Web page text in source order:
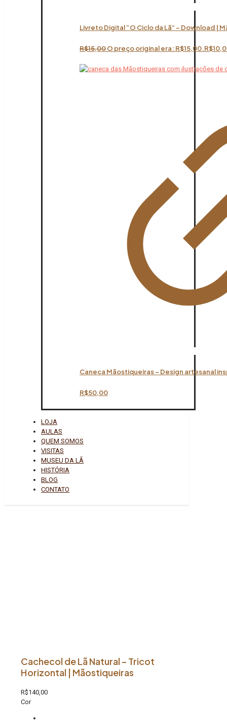
Livreto Digital “O Ciclo da Lã” – Download |
R$15,00O preço original era: R$15,00.R$
Caneca Mãostiqueiras – Design artesanal
R$50,00
LOJA
AULAS
QUEM SOMOS
VISITAS
MUSEU DA LÃ
HISTÓRIA
BLOG
CONTATO
Cachecol de Lã Natural – Tricot
Horizontal | Mãostiqueiras
R$140,00
Cor